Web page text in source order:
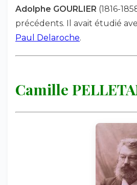
Adolphe GOURLIER (1816-
précédents. Il avait étudié
Paul Delaroche.
Camille